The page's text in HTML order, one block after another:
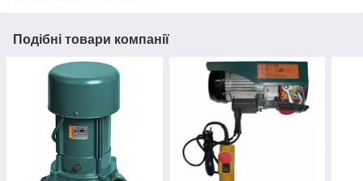
Подібні товари компанії